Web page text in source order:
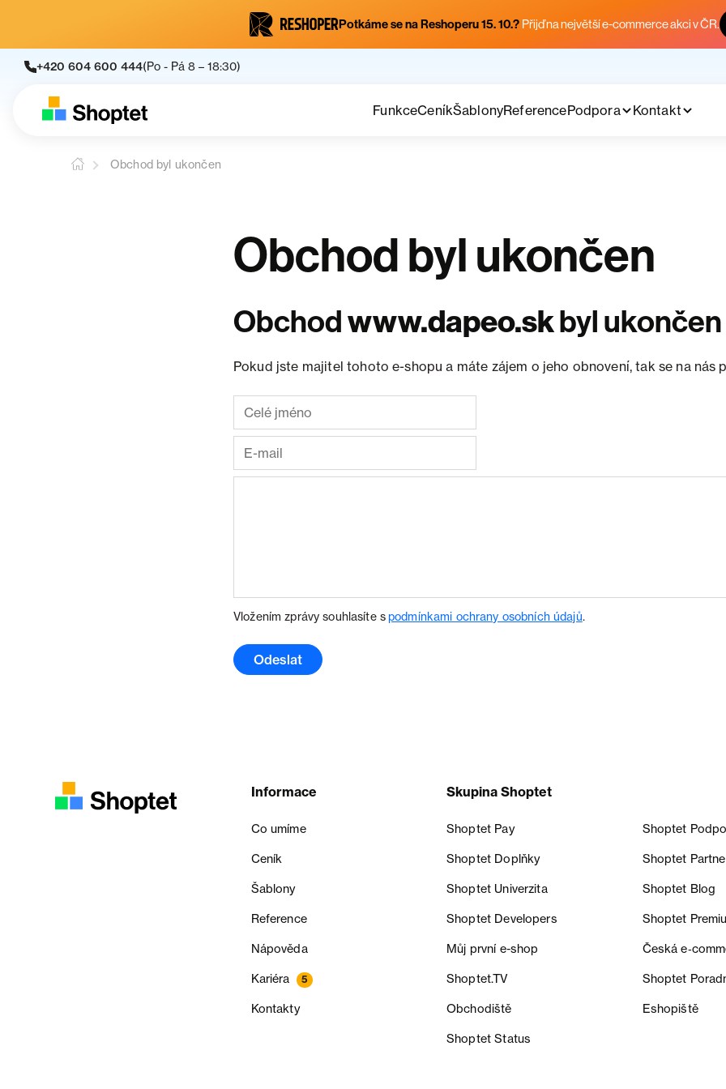
Potkáme se na Reshoperu 15. 10.? Přijď na největší e-commerce akci v ČR.
+420 604 600 444(Po - Pá 8 – 18:30)
FunkceCeníkŠablonyReferencePodpora Kontakt
Obchod byl ukončen
Obchod byl ukončen
Obchodwww.dapeo.skbyl ukončen
Pokud jste majitel tohoto e-shopu a máte zájem o jeho obnovení, tak se na nás
Vložením zprávy souhlasíte spodmínkami ochrany osobních údajů.
Odeslat
Informace
Co umíme
Ceník
Šablony
Reference
Nápověda
Kariéra 5
Kontakty
Skupina Shoptet
Shoptet Pay Shoptet
Shoptet Doplňky Shoptet
Shoptet Univerzita Shoptet Blog
Shoptet Developers Shoptet
Můj první e-shop Česká
Shoptet.TV Shoptet
Obchodiště Eshopiště
Shoptet Status